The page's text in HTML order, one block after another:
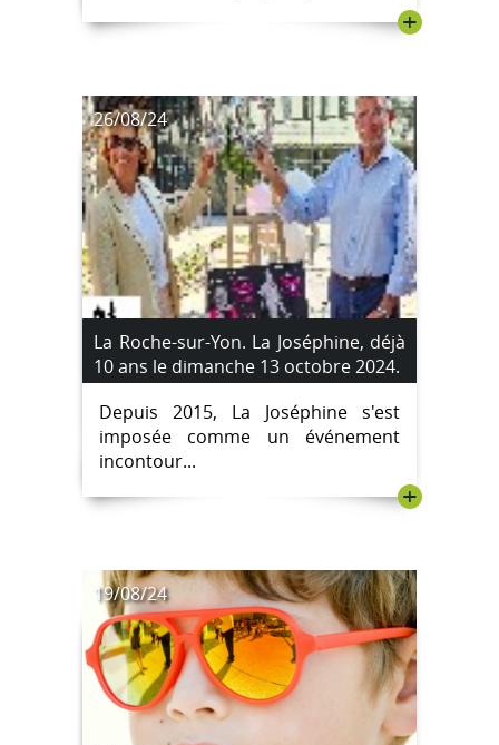
+
26/08/24
La Roche-sur-Yon. La Joséphine, déjà
10 ans le dimanche 13 octobre 2024.
Depuis 2015, La Joséphine s'est
imposée comme un événement
incontour...
+
19/08/24